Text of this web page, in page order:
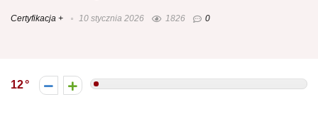
Certyfikacja + 10 stycznia 2026 1826 0
12